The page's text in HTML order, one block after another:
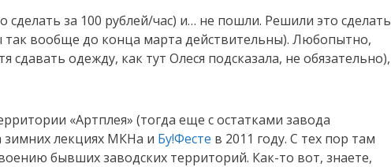
за 100 рублей/час) и… не пошли. Решили это сделать
так вообще до конца марта действительны). Любопытно,
одежду, как тут Олеся подсказала, не обязательно),
«Артплея» (тогда еще с остатками завода
зимних лекциях МКНа и Бу!Фесте в 2011 году. С тех пор там
бывших заводских территорий. Как-то вот, знаете,